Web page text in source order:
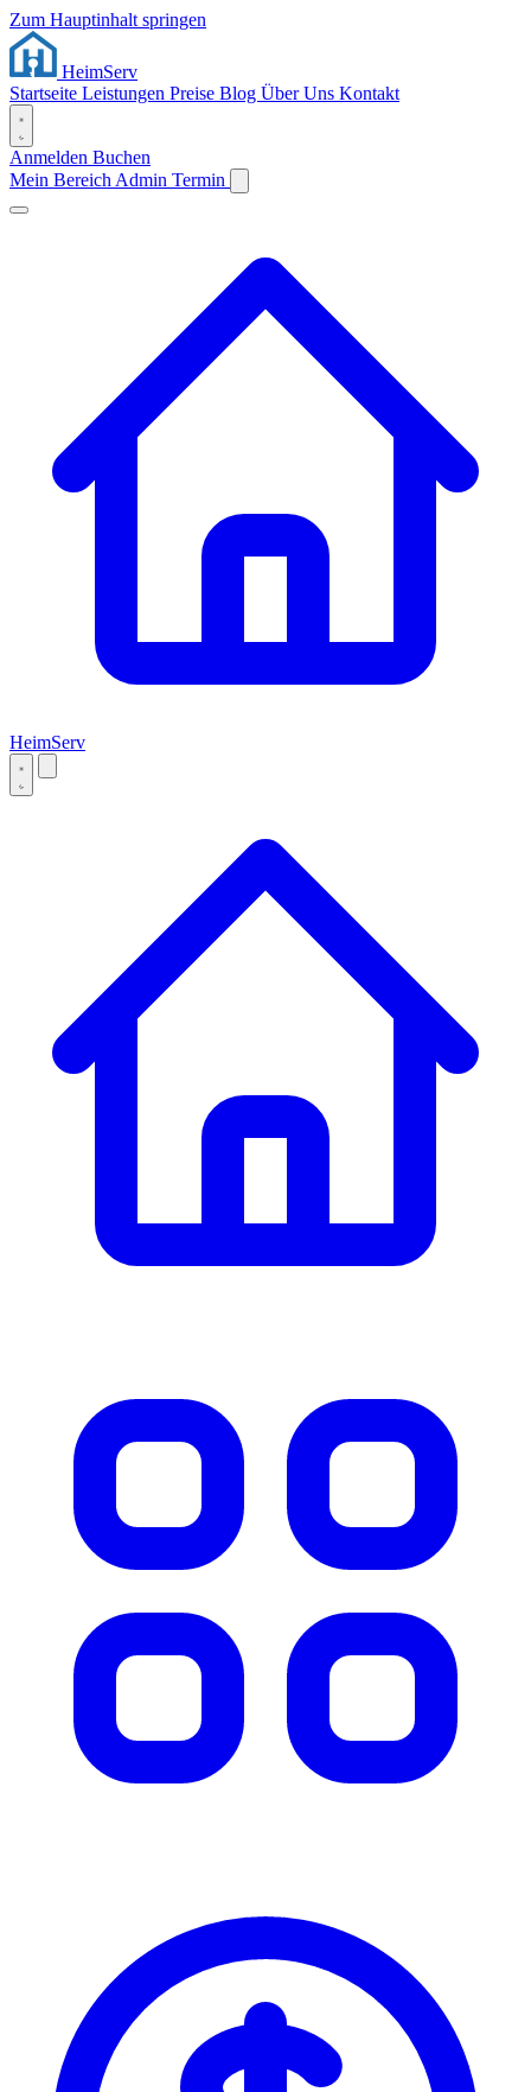
Zum Hauptinhalt springen
HeimServ
Startseite Leistungen Preise Blog Über Uns Kontakt
Anmelden Buchen
Mein Bereich Admin Termin
HeimServ